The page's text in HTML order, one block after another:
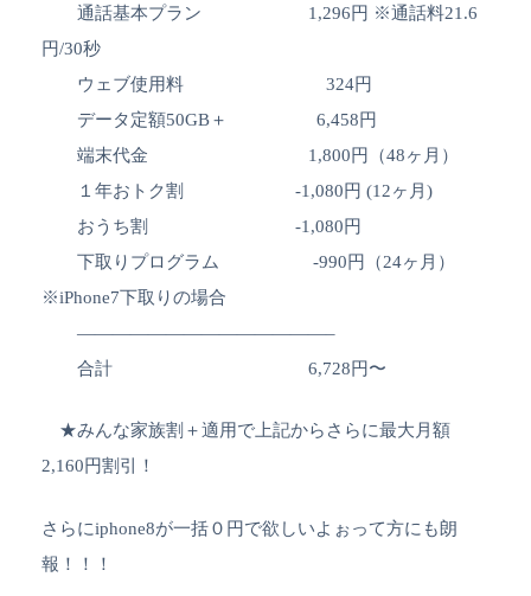
通話基本プラン 1,296円 ※通話料21.6
円/30秒
ウェブ使用料 324円
データ定額50GB＋ 6,458円
端末代金 1,800円（48ヶ月）
１年おトク割 -1,080円 (12ヶ月)
おうち割 -1,080円
下取りプログラム -990円（24ヶ月）
※iPhone7下取りの場合
——————————————–
合計 6,728円〜
★みんな家族割＋適用で上記からさらに最大月額
2,160円割引！
さらにiphone8が一括０円で欲しいよぉって方にも朗
報！！！